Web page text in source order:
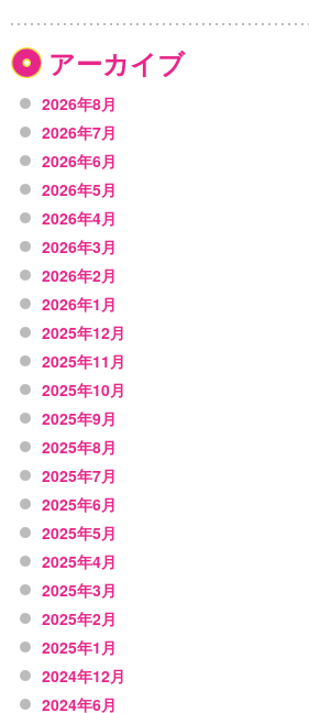
アーカイブ
2026年8月
2026年7月
2026年6月
2026年5月
2026年4月
2026年3月
2026年2月
2026年1月
2025年12月
2025年11月
2025年10月
2025年9月
2025年8月
2025年7月
2025年6月
2025年5月
2025年4月
2025年3月
2025年2月
2025年1月
2024年12月
2024年6月